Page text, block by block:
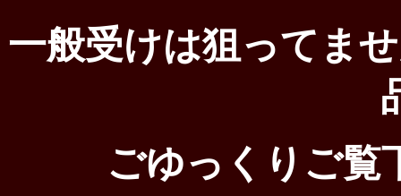
一般受けは狙ってま
ごゆっくりご覧